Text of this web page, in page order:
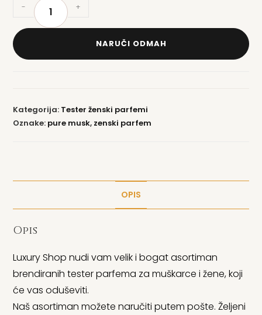
- +
NARUČI ODMAH
Kategorija: Tester ženski parfemi
Oznake: pure musk, zenski parfem
OPIS
Opis
Luxury Shop nudi vam velik i bogat asortiman
brendiranih tester parfema za muškarce i žene, koji
će vas oduševiti.
Naš asortiman možete naručiti putem pošte. Željeni